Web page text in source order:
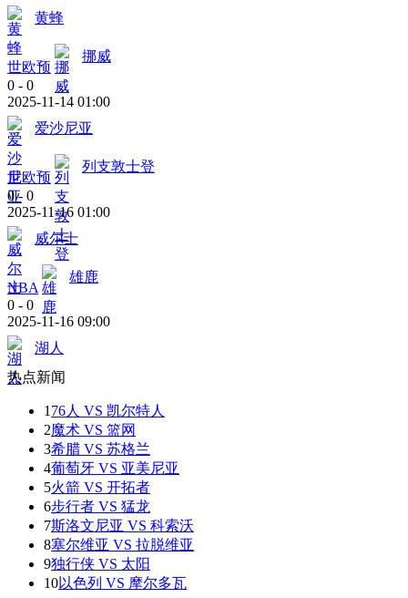
黄蜂
世欧预
挪威
0 - 0
2025-11-14 01:00
爱沙尼亚
世欧预
列支敦士登
0 - 0
2025-11-16 01:00
威尔士
NBA
雄鹿
0 - 0
2025-11-16 09:00
湖人
热点新闻
1 76人 VS 凯尔特人
2魔术 VS 篮网
3希腊 VS 苏格兰
4葡萄牙 VS 亚美尼亚
5火箭 VS 开拓者
6步行者 VS 猛龙
7斯洛文尼亚 VS 科索沃
8塞尔维亚 VS 拉脱维亚
9独行侠 VS 太阳
10以色列 VS 摩尔多瓦